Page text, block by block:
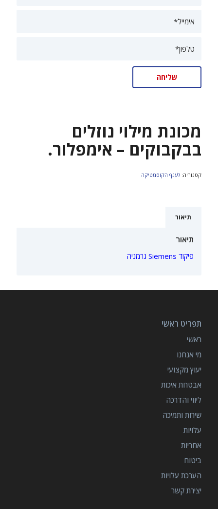
מכונת מילוי נוזלים
בבקבוקים – אימפלור.
קטגוריה: לענף הקוסמטיקה
תיאור
תיאור
פיקוד Siemens גרמניה
תפריט ראשי
ראשי
מי אנחנו
יעוץ מקצועי
אבטחת איכות
ליווי והדרכה
שירות ותמיכה
עלויות
אחריות
ביטוח
הערכת עלויות
יצירת קשר